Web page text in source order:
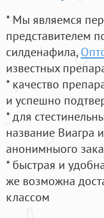
* Мы являемся
представителем
силденафила,
известных
* качество
и успешно
* для
название Виагра
анонимныого
* быстрая и
же возможна
классом